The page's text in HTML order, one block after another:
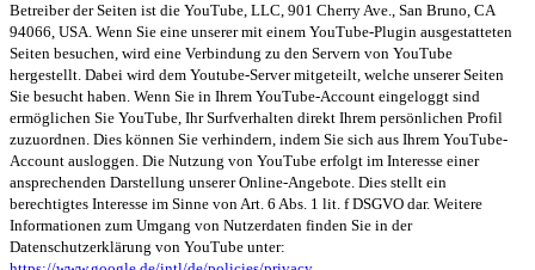
Betreiber der Seiten ist die YouTube, LLC, 901 Cherry Ave., San Bruno, CA
94066, USA. Wenn Sie eine unserer mit einem YouTube-Plugin ausgestatteten
Seiten besuchen, wird eine Verbindung zu den Servern von YouTube
hergestellt. Dabei wird dem Youtube-Server mitgeteilt, welche unserer Seiten
Sie besucht haben. Wenn Sie in Ihrem YouTube-Account eingeloggt sind
ermöglichen Sie YouTube, Ihr Surfverhalten direkt Ihrem persönlichen Profil
zuzuordnen. Dies können Sie verhindern, indem Sie sich aus Ihrem YouTube-
Account ausloggen. Die Nutzung von YouTube erfolgt im Interesse einer
ansprechenden Darstellung unserer Online-Angebote. Dies stellt ein
berechtigtes Interesse im Sinne von Art. 6 Abs. 1 lit. f DSGVO dar. Weitere
Informationen zum Umgang von Nutzerdaten finden Sie in der
Datenschutzerklärung von YouTube unter: